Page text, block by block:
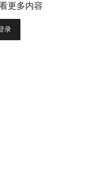
更多内容
录